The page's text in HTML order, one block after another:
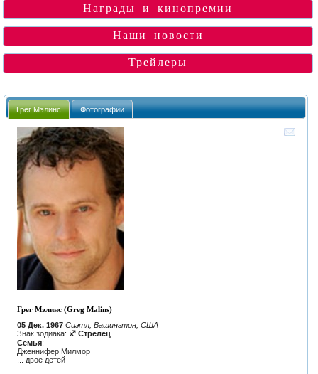
Награды и кинопремии
Наши новости
Трейлеры
Грег Мэлинс Фотографии
Грег Мэлинс (Greg Malins)
05 Дек. 1967 Сиэтл, Вашингтон, США
Знак зодиака: ♐ Стрелец
Семья:
Дженнифер Милмор
... двое детей